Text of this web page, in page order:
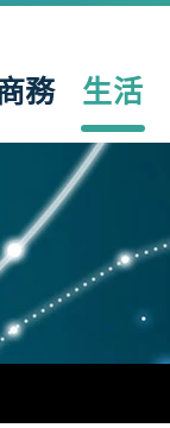
務 生活